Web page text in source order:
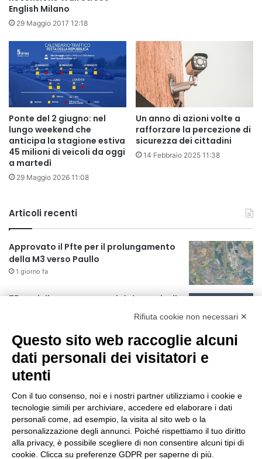
English Milano
29 Maggio 2017 12:18
Ponte del 2 giugno: nel
lungo weekend che
anticipa la stagione estiva
45 milioni di veicoli da oggi
a martedì
29 Maggio 2026 11:08
Un anno di azioni volte a
rafforzare la percezione di
sicurezza dei cittadini
14 Febbraio 2025 11:38
Articoli recenti
Approvato il Pfte per il prolungamento
della M3 verso Paullo
1 giorno fa
75 anni di INFN. La comunità, la storia, il
1 giorno fa
Milano Aiuta Estate, 1600 prestazioni di
assistenza attivate
1 giorno fa
Il potenziale invisibile: come la
curiosità guida l’evoluzione umana
1 giorno fa
Rifiuta cookie non necessari ✕
Questo sito web raccoglie alcuni
dati personali dei visitatori e
utenti
Con il tuo consenso, noi e i nostri partner utilizziamo i cookie e
tecnologie simili per archiviare, accedere ed elaborare i dati
personali come, ad esempio, la visita al sito web o la
personalizzazione degli annunci. Poiché rispettiamo il tuo diritto
alla privacy, è possibile scegliere di non consentire alcuni tipi di
cookie. Clicca su preferenze GDPR per saperne di più.